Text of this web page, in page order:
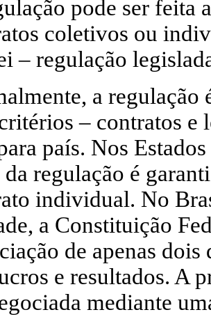
pode ser feita
coletivos ou
– regulação
a regulação
– contratos
país. Nos
da regulação é
individual. No
a Constituição
de apenas
e resultados. A
mediante